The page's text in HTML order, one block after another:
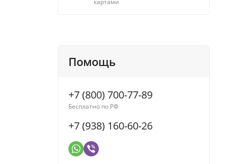
картами
Помощь
+7 (800) 700-77-89
Бесплатно по РФ
+7 (938) 160-60-26